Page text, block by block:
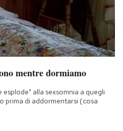
mentre dormiamo
alla sexsomnia a quegli
prima di addormentarsi (cosa